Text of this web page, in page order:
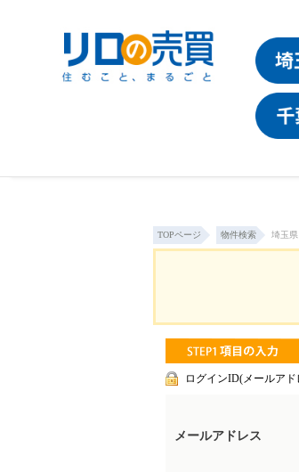
TOPページ 物件検索 埼玉
ログインID(メールア
メールアドレス